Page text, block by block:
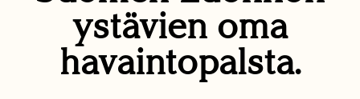
ystävien oma
havaintopalsta.